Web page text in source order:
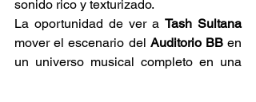
sonido rico y texturizado.
La oportunidad de ver a Tash Sultana
mover el escenario del Auditorio BB en
un universo musical completo en una